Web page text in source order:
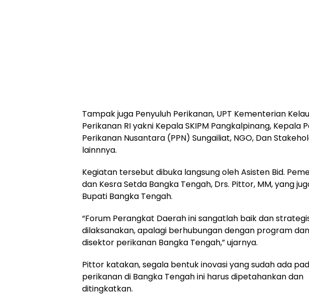
Tampak juga Penyuluh Perikanan, UPT Kementerian
Perikanan RI yakni Kepala SKIPM Pangkalpinang, Kepala
Perikanan Nusantara (PPN) Sungailiat, NGO, Dan
lainnnya.
Kegiatan tersebut dibuka langsung oleh Asisten Bid.
dan Kesra Setda Bangka Tengah, Drs. Pittor, MM, yang
Bupati Bangka Tengah.
“Forum Perangkat Daerah ini sangatlah baik dan
dilaksanakan, apalagi berhubungan dengan program
disektor perikanan Bangka Tengah,” ujarnya.
Pittor katakan, segala bentuk inovasi yang sudah ada
perikanan di Bangka Tengah ini harus dipetahankan dan
ditingkatkan.